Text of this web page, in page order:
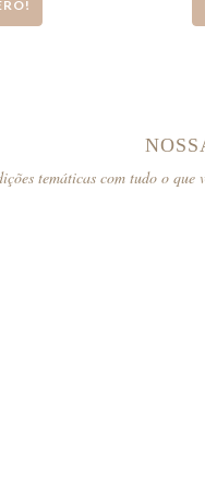
temáticas com tudo o que